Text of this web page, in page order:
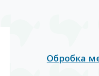
Обробка